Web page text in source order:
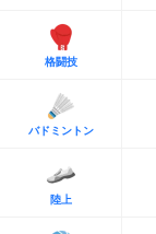
格闘技
バドミントン
陸上